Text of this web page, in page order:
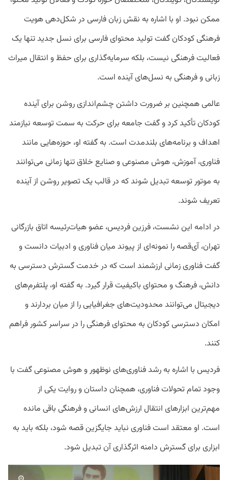
ممکن نبود. او با اشاره به نقش زبان فارسی در شکل‌دهی هویت
فرهنگی کودکان گفت تولید محتوای فارسی برای نسل جدید تنها یک
فعالیت فرهنگی نیست، بلکه سرمایه‌گذاری برای حفظ و انتقال میراث
زبانی و فرهنگی به نسل‌های آینده است.
عالمی همچنین بر ضرورت داشتن چشم‌اندازی روشن برای آینده
کودکان تأکید کرد و گفت جامعه برای حرکت به سمت توسعه نیازمند
اهداف و برنامه‌های بلندمدت است. به گفته او، حوزه‌هایی مانند
فناوری، آموزش، هوش مصنوعی و صنایع خلاق تنها زمانی می‌توانند
به موتور توسعه تبدیل شوند که در قالب یک تصویر روشن از آینده
تعریف شوند.
در ادامه این نشست، فرزین فردیس، عضو هیات‌رئیسه اتاق بازرگانی
تهران، آی‌قصه را نمونه‌ای از پیوند میان فناوری و ادبیات دانست و
گفت فناوری زمانی ارزشمند است که در خدمت گسترش دسترسی به
دانش، فرهنگ و محتوای باکیفیت قرار گیرد. به گفته او، پلتفرم‌های
دیجیتال می‌توانند محدودیت‌های جغرافیایی را از میان بردارند و
امکان دسترسی کودکان به محتوای فرهنگی را در سراسر کشور فراهم
کنند.
فردیس با اشاره به رشد فناوری‌های نوظهور و هوش مصنوعی گفت با
وجود تمام تحولات فناوری، همچنان داستان و روایت یکی از
مهم‌ترین ابزارهای انتقال ارزش‌های انسانی و فرهنگی باقی مانده
است. او معتقد است فناوری نباید جایگزین قصه شود، بلکه باید به
ابزاری برای گسترش دامنه اثرگذاری آن تبدیل شود.